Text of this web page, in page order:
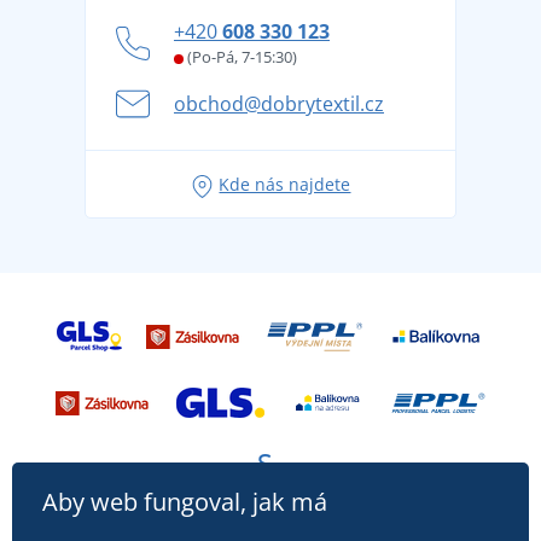
Věrnostní program BONTIS +
Letní dobrodružství začíná balením aneb připravte
se na dovolenou bez starostí
+420608 330 123
(Po-Pá, 7-15:30)
obchod@dobrytextil.cz
Kde nás najdete
Aby web fungoval, jak má